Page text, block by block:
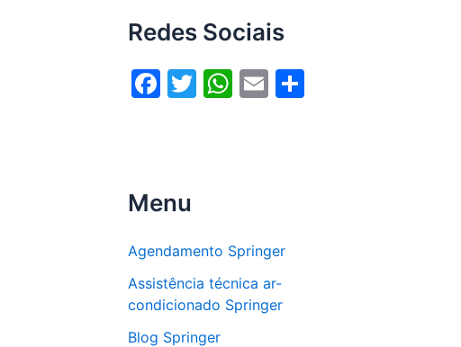
Redes Sociais
F
b
o
k
T
W
p
E
Menu
Agendamento Springer
Assistência técnica ar-
condicionado Springer
Blog Springer